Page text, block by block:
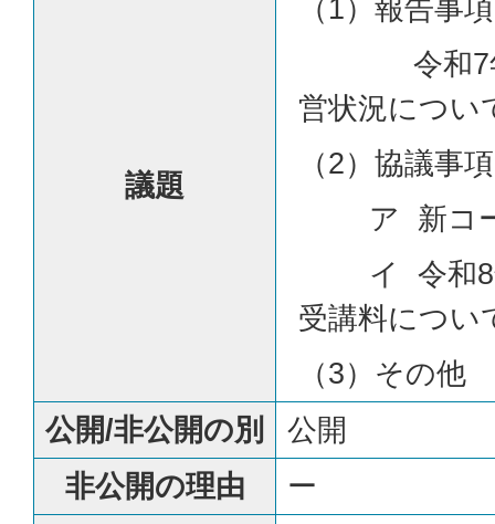
議題
（1）報告事項
令和7年
営状況につい
（2）協議事項
ア 新コー
イ 令和8
受講料につい
（3）その他
公開/非公開の別
公開
非公開の理由
ー